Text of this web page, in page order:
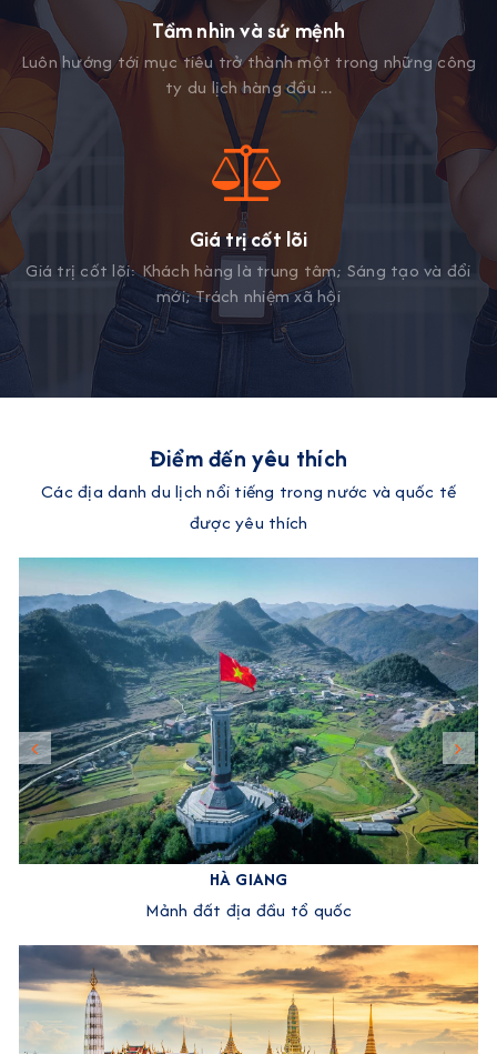
Tầm nhìn và sứ mệnh
Luôn hướng tới mục tiêu trở thành một trong những công
ty du lịch hàng đầu ...
Giá trị cốt lõi
Giá trị cốt lõi: Khách hàng là trung tâm; Sáng tạo và đổi
mới; Trách nhiệm xã hội
Điểm đến yêu thích
Các địa danh du lịch nổi tiếng trong nước và quốc tế
được yêu thích
HÀ GIANG
Mảnh đất địa đầu tổ quốc